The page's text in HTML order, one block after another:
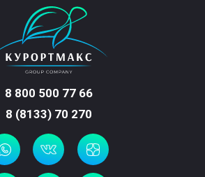
8 800 500 77 66
8 (8133) 70 270